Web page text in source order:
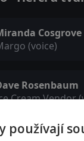
Cosgrove
(voice)
Rosenbaum
Cream Vendor
používají